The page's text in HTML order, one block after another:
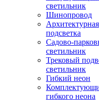
светильник
Шинопровод
Архитектурная
подсветка
Садово-
светильник
Трековый
светильник
Гибкий неон
гибкого неона